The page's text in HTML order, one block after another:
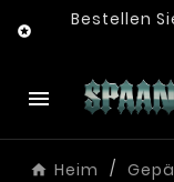

Bestellen

Heim